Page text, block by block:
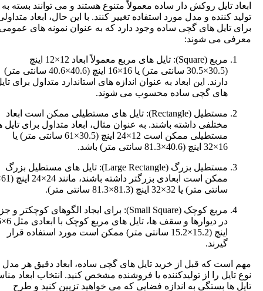
تایل روکش دار ساده معمولاً متنوع هستند و می توانند بسته به
کننده و مدل مورد استفاده تغییر کنند. با این حال، ابعاد متداولی
تایل های گچی ساده وجود دارد که به عنوان نمونه های عمومی
می شوند:
مربع (Square): تایل های مربع معمولاً ابعاد 12×12 اینچ
(30.5×30.5 سانتی متر) یا 16×16 اینچ (40.6×40.6 سانتی متر)
دارند. این ابعاد به عنوان اندازه های استاندارد متداول برای تایل
های گچی ساده محسوب می شوند.
مستطیل (Rectangle): تایل های مستطیلی ممکن است ابعاد
مختلفی داشته باشند. به عنوان مثال، ابعاد متداول برای تایل های
مستطیلی ممکن است 12×24 اینچ (30.5×61 سانتی متر) یا
مستطیل بزرگ (Large Rectangle): تایل های مستطیل بزرگ
ممکن است ابعادی بزرگتر داشته باشند، مانند 24×24 اینچ (61×61
سانتی متر) یا 32×32 اینچ (81.3×81.3 سانتی متر).
مربع کوچک (Small Square): برای ایجاد الگوهای کوچکتر و جزئی
در دیوارها و سقف ها، تایل های مربع کوچک با ابعادی مثل 6×6
اینچ (15.2×15.2 سانتی متر) ممکن است مورد استفاده قرار
که قبل از خرید تایل های گچی ساده، ابعاد دقیق هر مدل و
را از تولیدکننده یا فروشنده مشخص کنید. انتخاب ابعاد مناسب
ها بستگی به اندازه فضایی که می خواهید تزیین کنید و طرح